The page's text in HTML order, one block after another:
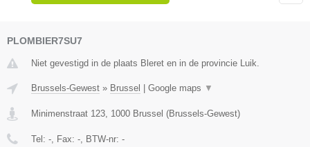
PLOMBIER7SU7
Niet gevestigd in de plaats Bleret en in de provincie Luik.
Brussels-Gewest » Brussel Google maps ▼
Minimenstraat 123 1000 Brussel (Brussels-Gewest)
Tel: - , Fax: - , BTW-nr: -